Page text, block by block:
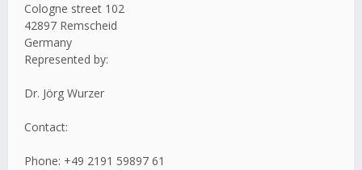
Cologne street 102
42897 Remscheid
Germany
Represented by:
Dr. Jörg Wurzer
Contact:
Phone: +49 2191 59897 61